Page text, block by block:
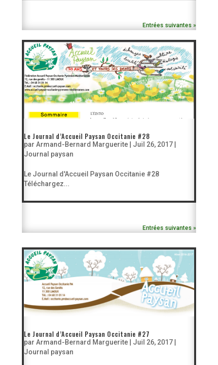
Entrées suivantes »
Le Journal d’Accueil Paysan Occitanie #28
par Armand-Bernard Marguerite| Juil 26, 2017|
Journal paysan
Le Journal d'Accueil Paysan Occitanie #28
Téléchargez...
Entrées suivantes »
Le Journal d’Accueil Paysan Occitanie #27
par Armand-Bernard Marguerite| Juil 26, 2017|
Journal paysan